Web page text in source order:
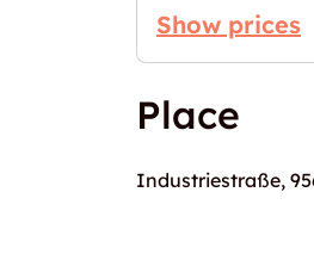
Show prices
Place
Industriestraße,